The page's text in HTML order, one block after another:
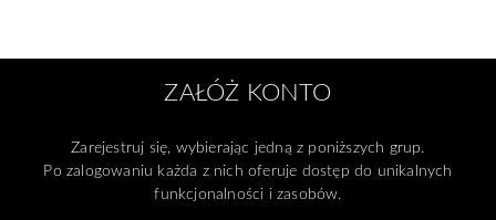
ZAŁÓŻ KONTO
Zarejestruj się, wybierając jedną z poniższych grup.
Po zalogowaniu każda z nich oferuje dostęp do unikalnych
funkcjonalności i zasobów.